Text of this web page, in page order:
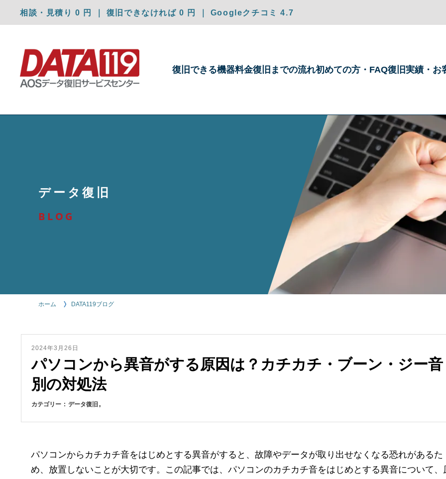
相談・見積り 0 円 ｜ 復旧できなければ 0 円 ｜ Googleクチコミ 4.7
復旧できる機器料金復旧までの流れ初めての方・ FAQ復旧実績・ お
データ復旧
BLOG
ホーム DATA119ブログ
2024年3月26日
パソコンから異音がする原因は？カチカチ・ブーン・ジー音
別の対処法
カテゴリー データ復旧
パソコンからカチカチ音をはじめとする異音がすると、故障やデータが取り出せなくなる恐れがあるた
め、放置しないことが大切です。この記事では、パソコンのカチカチ音をはじめとする異音について、